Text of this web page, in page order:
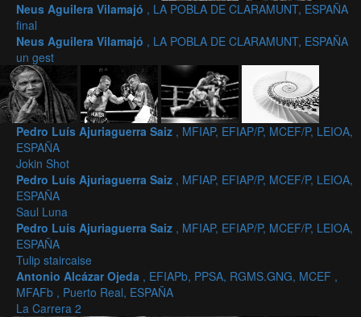
Neus Aguilera Vilamajó , LA POBLA DE CLARAMUNT, ESPAÑA
final
Neus Aguilera Vilamajó , LA POBLA DE CLARAMUNT, ESPAÑA
un gest
Pedro Luís Ajuriaguerra Saiz , MFIAP, EFIAP/P, MCEF/P, LEIOA,
ESPAÑA
Jokin Shot
Pedro Luís Ajuriaguerra Saiz , MFIAP, EFIAP/P, MCEF/P, LEIOA,
ESPAÑA
Saul Luna
Pedro Luís Ajuriaguerra Saiz , MFIAP, EFIAP/P, MCEF/P, LEIOA,
ESPAÑA
Tulip staircaise
Antonio Alcázar Ojeda , EFIAPb, PPSA, RGMS.GNG, MCEF ,
MFAFb , Puerto Real, ESPAÑA
La Carrera 2